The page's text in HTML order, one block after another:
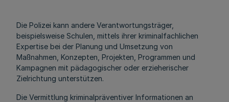
Die Polizei kann andere Verantwortungsträger,
beispielsweise Schulen, mittels ihrer kriminalfachlichen
Expertise bei der Planung und Umsetzung von
Maßnahmen, Konzepten, Projekten, Programmen und
Kampagnen mit pädagogischer oder erzieherischer
Zielrichtung unterstützen.
Die Vermittlung kriminalpräventiver Informationen an